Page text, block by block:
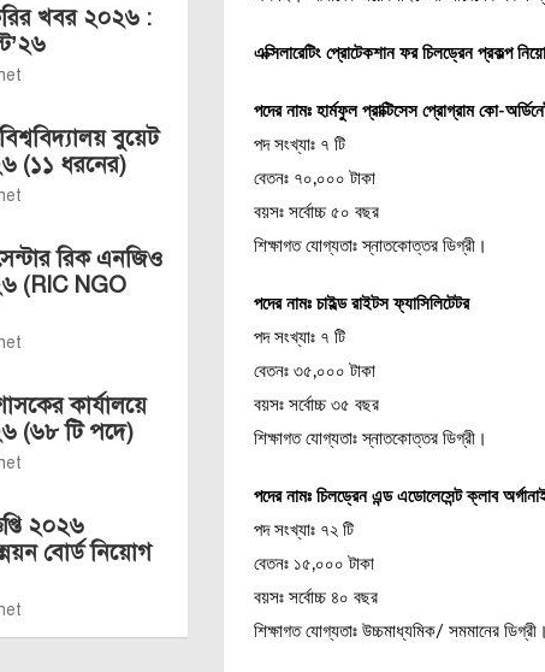
এক্সিলারেটিং প্রোটেকশান ফর চিলড্রেন প্রকল্প
পদের নামঃ হার্মফুল প্রাক্টিসেস প্রোগ্রাম কো-
পদ সংখ্যাঃ ৭ টি
বেতনঃ ৭০,০০০ টাকা
বয়সঃ সর্বোচ্চ ৫০ বছর
শিক্ষাগত যোগ্যতাঃ স্নাতকোত্তর ডিগ্রী।
পদের নামঃ চাইল্ড রাইটস ফ্যাসিলিটেটর
পদ সংখ্যাঃ ৭ টি
বেতনঃ ৩৫,০০০ টাকা
বয়সঃ সর্বোচ্চ ৩৫ বছর
শিক্ষাগত যোগ্যতাঃ স্নাতকোত্তর ডিগ্রী।
পদের নামঃ চিলড্রেন এন্ড এডোলেসেন্ট ক্লাব
পদ সংখ্যাঃ ৭২ টি
বেতনঃ ১৫,০০০ টাকা
বয়সঃ সর্বোচ্চ ৪০ বছর
শিক্ষাগত যোগ্যতাঃ উচ্চমাধ্যমিক/ সমমানের ডিগ্রী।
খবর ২০২৬ :
বুয়েট
(১১ ধরনের)
রিক এনজিও
(RIC NGO
কার্যালয়ে
(৬৮ টি পদে)
২০২৬
বোর্ড নিয়োগ